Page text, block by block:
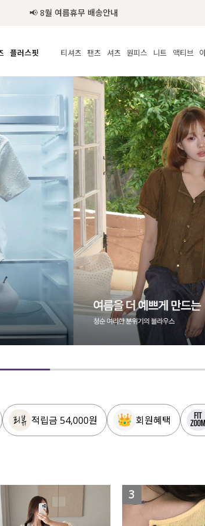
금 NO! 오늘주문 오늘도착 보장 배송서비스 🚚
플러스핏
하의
액티브웨어
ETC
티셔츠
티셔츠
롱티셔츠
티블라우스
맨투맨/후디
폴라
민소매/나시
크롭
반팔
팬츠
쿨팬츠
일상팬츠
데님
코튼
슬랙스
트레이닝
밴딩팬츠
길이별
38INCH~
셔츠
신상
셔츠
뷔스티에
블라우스
원피스
MADE
신상
미니
미디/롱
뷔스티에/레이어드
하객룩
페스티벌/바캉스
셀프웨딩
니트
MADE
썸머 니트
가디건·집업
니트웨어
오버핏 니트
데일리 니트
수영복
MADE
애슬레져
스윔웨어
ETC
세트
점
적립금 54,000원 회원혜택